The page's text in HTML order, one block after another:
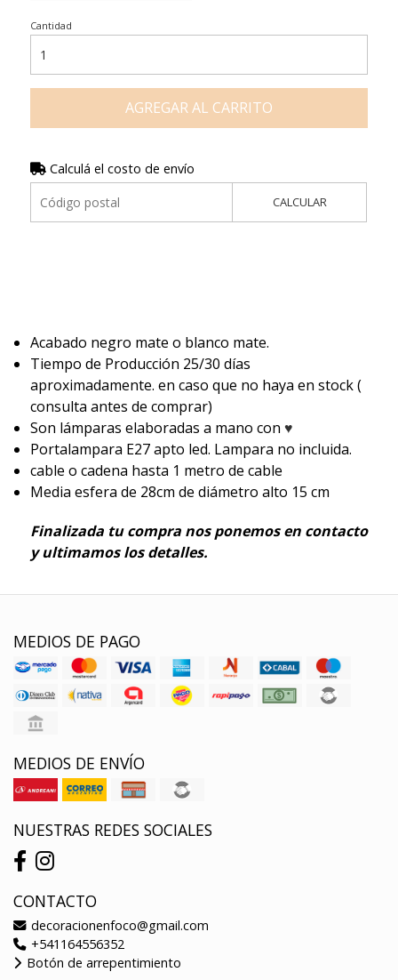
Cantidad
AGREGAR AL CARRITO
Calculá el costo de envío
CALCULAR
Acabado negro mate o blanco mate.
Tiempo de Producción 25/30 días
aproximadamente. en caso que no haya en stock (
consulta antes de comprar)
Son lámparas elaboradas a mano con ♥
Portalampara E27 apto led. Lampara no incluida.
cable o cadena hasta 1 metro de cable
Media esfera de 28cm de diámetro alto 15 cm
Finalizada tu compra nos ponemos en contacto
y ultimamos los detalles.
MEDIOS DE PAGO
MEDIOS DE ENVÍO
NUESTRAS REDES SOCIALES
CONTACTO
decoracionenfoco@gmail.com
+541164556352
Botón de arrepentimiento